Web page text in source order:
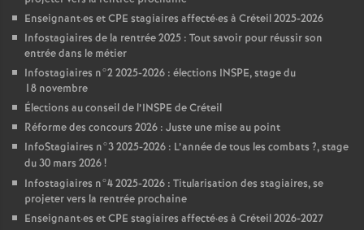
Enseignant·es etCPE stagiaires affecté·es à Créteil 2025-2026
Infostagiaires de la rentrée 2025 : Tout savoir pour réussir son
entrée dans le métier
Infostagiaires n°2 2025-2026 : élections INSPE, stage du
18 novembre
Élections au conseil de l’INSPE de Créteil
Réforme des concours 2026 : Juste une mise au point
InfoStagiaires n°3 2025-2026 : L’année de tous les combats ?, stage
du 30 mars 2026!
Infostagiaires n°4 2025-2026 : Titularisation des stagiaires, se
projeter vers la rentrée prochaine
Enseignant·es etCPE stagiaires affecté·es à Créteil 2026-2027